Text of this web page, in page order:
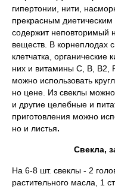
гипертонии, нити,
прекрасным диетическим
содержит неповторимый
веществ. В корнеплодах
клетчатка,
них и витамины С, В, В2,
можно использовать
но цене. Из свеклы
и другие целебные и
приготовления можно
но и листья.
Свекла,
На 6-8 шт. свеклы - 2
растительного масла, 1